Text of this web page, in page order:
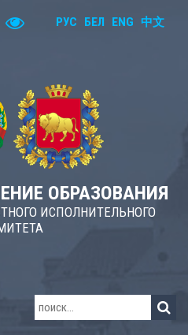
РУС БЕЛ ENG 中文
ОБРАЗОВАНИЯ
ИСПОЛНИТЕЛЬНОГО